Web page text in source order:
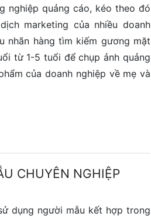
nghiệp quảng cáo, kéo theo đó
marketing của nhiều doanh
nhãn hàng tìm kiếm gương mặt
từ 1-5 tuổi để chụp ảnh quảng
của doanh nghiệp về mẹ và
CHUYÊN NGHIỆP
dụng người mẫu kết hợp trong